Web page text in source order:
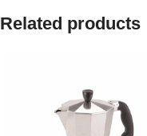
Related products